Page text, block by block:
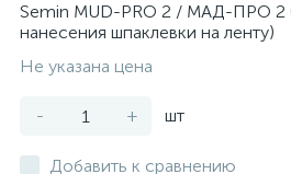
Semin MUD-PRO 2 / МАД-ПРО 2
нанесения шпаклевки на ленту)
Не указана цена
- + шт
Добавить к сравнению